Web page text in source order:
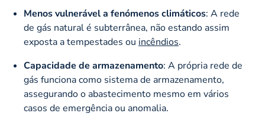
Menos vulnerável a fenómenos climáticos: A rede
de gás natural é subterrânea, não estando assim
exposta a tempestades ou incêndios.
Capacidade de armazenamento: A própria rede de
gás funciona como sistema de armazenamento,
assegurando o abastecimento mesmo em vários
casos de emergência​ ou anomalia.